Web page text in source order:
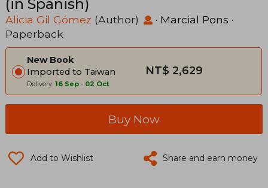
(in Spanish)
Alicia Gil Gómez (Author) · Marcial Pons ·
Paperback
New Book
Imported to Taiwan
Delivery: 16 Sep - 02 Oct
NT$ 2,629
Buy Now
Add to Wishlist Share and earn money